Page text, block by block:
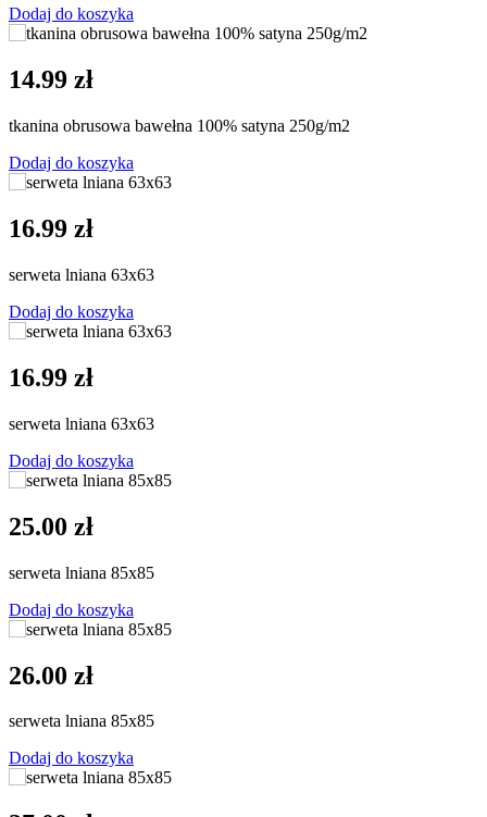
Dodaj do koszyka
14.99 zł
tkanina obrusowa bawełna 100% satyna 250g/m2
Dodaj do koszyka
16.99 zł
serweta lniana 63x63
Dodaj do koszyka
16.99 zł
serweta lniana 63x63
Dodaj do koszyka
25.00 zł
serweta lniana 85x85
Dodaj do koszyka
26.00 zł
serweta lniana 85x85
Dodaj do koszyka